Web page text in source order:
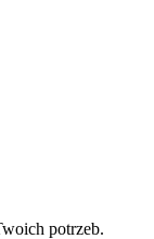
potrzeb.